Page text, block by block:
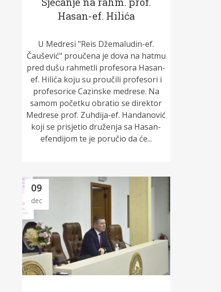
Hasan-ef. Hilića
U Medresi "Reis Džemaludin-ef.
Čaušević" proučena je dova na hatmu
pred dušu rahmetli profesora Hasan-
ef. Hilića koju su proučili profesori i
profesorice Cazinske medrese. Na
samom početku obratio se direktor
Medrese prof. Zuhdija-ef. Handanović
koji se prisjetio druženja sa Hasan-
efendijom te je poručio da će...
09
dec